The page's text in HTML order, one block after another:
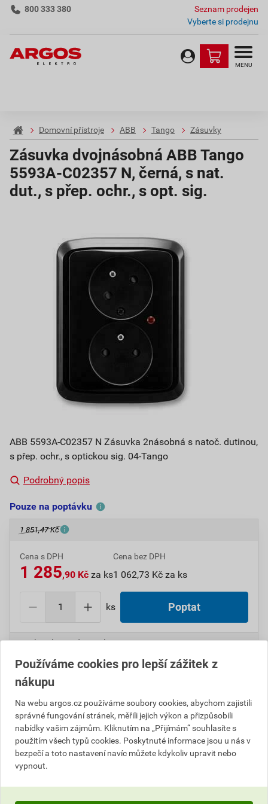
800 333 380
Seznam prodejen
Vyberte si prodejnu
MENU
Domovní přístroje ABB Tango Zásuvky
Zásuvka dvojnásobná ABB Tango
5593A-C02357 N, černá, s nat.
dut., s přep. ochr., s opt. sig.
ABB 5593A-C02357 N Zásuvka 2násobná s natoč. dutinou,
s přep. ochr., s optickou sig. 04-Tango
Podrobný popis
Pouze na poptávku
1 851,47 Kč
Cena s DPH
1 285,90 Kč za ks
Cena bez DPH
1 062,73 Kč za ks
ks Poptat
Do košíku přidáte1 ksza1 285,89Kčs DPH
(
1 062,72 bez DPH).
Číslo položky:
Výrobky značky:
Popis
Používáme cookies pro lepší zážitek z
nákupu
Na webu argos.cz používáme soubory cookies, abychom zajistili
správné fungování stránek, měřili jejich výkon a přizpůsobili
nabídky vašim zájmům. Kliknutím na „Přijímám“ souhlasíte s
použitím všech typů cookies. Poskytnuté informace jsou u nás v
bezpečí a toto nastavení navíc můžete kdykoliv upravit nebo
vypnout.